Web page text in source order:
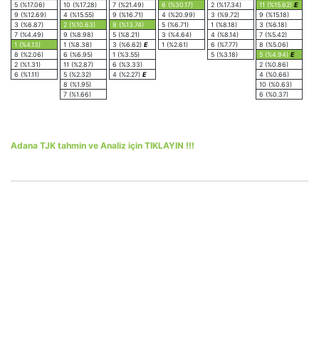
5 (%17.06)
9 (%12.69)
3 (%6.87)
7 (%4.49)
1 (%4.13)
8 (%2.06)
2 (%1.31)
6 (%1.11)
10 (%17.28)
4 (%15.55)
2 (%10.63)
9 (%8.98)
1 (%8.38)
6 (%6.95)
11 (%2.87)
5 (%2.32)
8 (%1.95)
7 (%1.66)
7 (%21.49)
9 (%16.71)
8 (%13.74)
5 (%8.21)
3 (%6.62) E
1 (%3.55)
6 (%3.33)
4 (%2.27) E
6 (%30.17)
4 (%20.99)
5 (%6.71)
3 (%4.64)
1 (%2.61)
2 (%17.34)
3 (%9.72)
1 (%8.18)
4 (%8.14)
6 (%7.77)
5 (%3.18)
11 (%15.62) E
9 (%15.18)
3 (%6.18)
7 (%5.42)
8 (%5.06)
5 (%4.94) E
2 (%0.86)
4 (%0.66)
10 (%0.63)
6 (%0.37)
Adana TJK tahmin ve Analiz için TIKLAYIN !!!